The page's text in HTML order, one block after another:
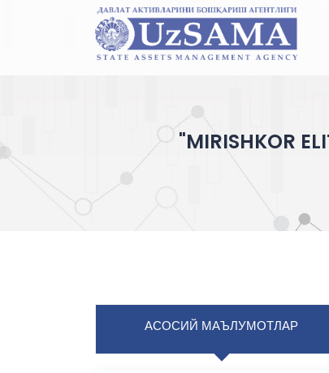
"MIRISHKOR
АСОСИЙ МАЪЛУМОТЛАР